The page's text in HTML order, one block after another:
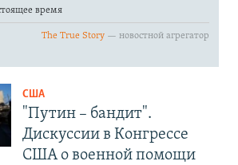
США
"Путин – бандит".
Дискуссии в Конгрессе
США о военной помощи